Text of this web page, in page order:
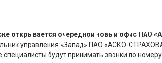
открывается очередной новый офис ПАО
управления «Запад» ПАО «АСКО-
будут принимать звонки по